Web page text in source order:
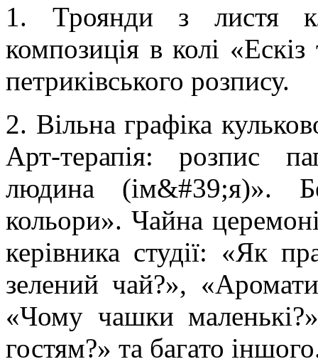
1. Троянди з листя
композиція в колі
петриківського розпису.
2. Вільна графіка
Арт-терапія: розпис
людина (ім&#39;я)».
кольори». Чайна
керівника студії: «Як
зелений чай?»,
«Чому чашки
гостям?» та багато